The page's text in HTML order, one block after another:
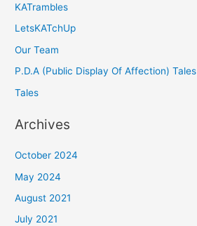
KATrambles
LetsKATchUp
Our Team
P.D.A (Public Display Of Affection) Tales
Tales
Archives
October 2024
May 2024
August 2021
July 2021